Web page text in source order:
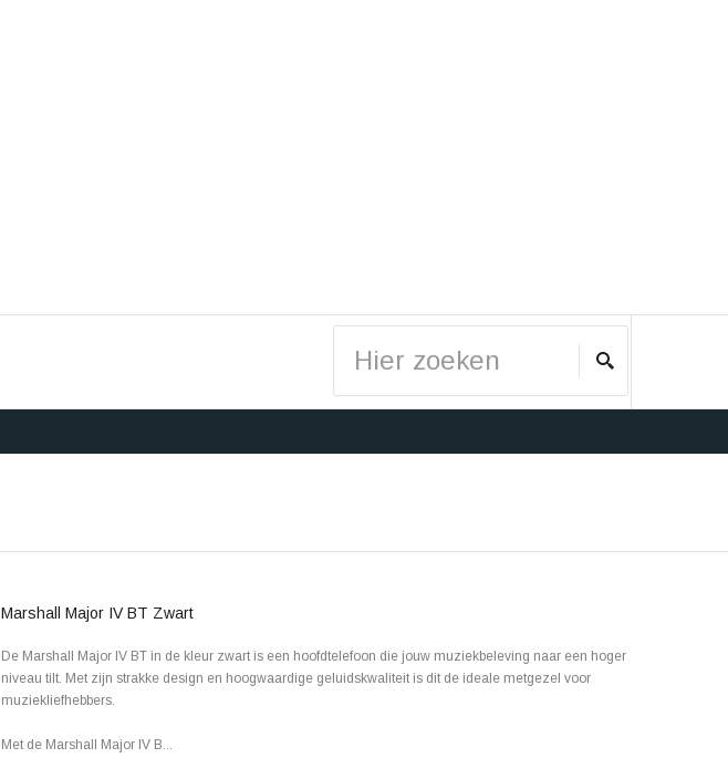
Marshall Major IV BT Zwart
De Marshall Major IV BT in de kleur zwart is een hoofdtelefoon die jouw muziekbeleving naar een hoger
niveau tilt. Met zijn strakke design en hoogwaardige geluidskwaliteit is dit de ideale metgezel voor
muziekliefhebbers.
Met de Marshall Major IV B...